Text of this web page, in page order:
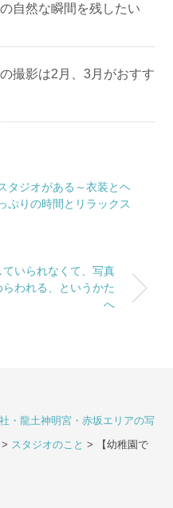
自然な瞬間を残したい
撮影は2月、3月がおすす
タジオがある～衣装とヘ
ぷりの時間とリラックス
いられなくて、写真
われる、というかた
へ
・龍土神明宮・赤坂エリアの写
> スタジオのこと >
【幼稚園で